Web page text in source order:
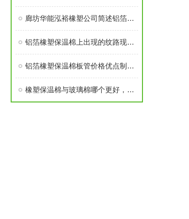
廊坊华能泓裕橡塑公司简述铝箔橡塑保温棉主要分类及性能优点
铝箔橡塑保温棉上出现的纹路现象探讨
铝箔橡塑保温棉板管价格优点制作工艺
橡塑保温棉与玻璃棉哪个更好，有哪些不同？